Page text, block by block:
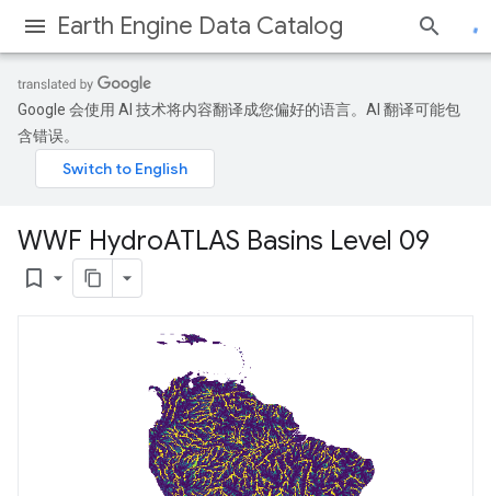
Earth Engine Data Catalog
Google 会使用 AI 技术将内容翻译成您偏好的语言。AI 翻译可能包
含错误。
WWF HydroATLAS Basins Level 09
bookmark_border